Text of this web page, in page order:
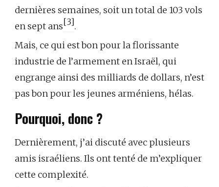
dernières semaines, soit un total de 103 vols
en sept ans[3].
Mais, ce qui est bon pour la florissante
industrie de l’armement en Israël, qui
engrange ainsi des milliards de dollars, n’est
pas bon pour les jeunes arméniens, hélas.
Pourquoi, donc ?
Dernièrement, j’ai discuté avec plusieurs
amis israéliens. Ils ont tenté de m’expliquer
cette complexité.